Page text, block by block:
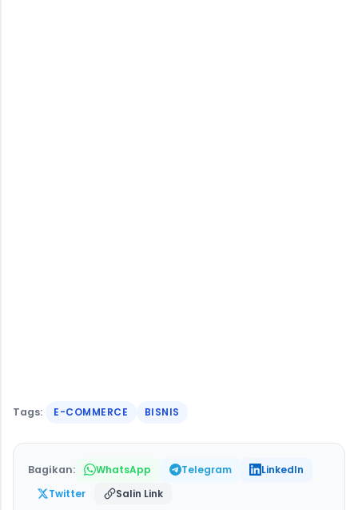
Tags: E-COMMERCE BISNIS
Bagikan: WhatsApp Telegram
LinkedIn
Twitter
Salin Link